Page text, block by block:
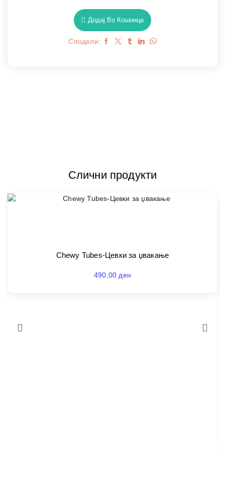
Додај Во Кошница
Сподели:
Слични продукти
Chewy Tubes-Цевки за џвакање
490,00 ден